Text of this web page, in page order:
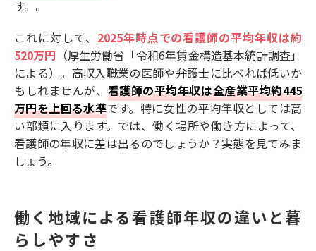
す。。
これに対して、 2025年時点での看護師の平均年収は約
520万円 （厚生労働省「令和6年賃金構造基本統計調査」
による）。高収入職業の医師や弁護士に比べれば低いか
もしれませんが、 看護師の平均年収は全産業平均約445
万円を上回る水準です。特に女性の平均年収としては高
い部類に入ります。では、働く場所や働き方によって、
看護師の年収に差は出るのでしょうか？実態を見てみま
しょう。
働く地域による看護師年収の違いと暮
らしやすさ